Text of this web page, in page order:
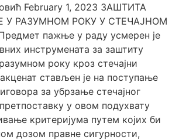
February 1, 2023 ЗАШТИТА
У РАЗУМНОМ РОКУ У СТЕЧАЈНОМ
пажње у раду усмерен је
инструмената за заштиту
року кроз стечајни
стављен је на поступањe
за убрзање стечајног
у овом подухвату
критеријума путем којих би
дозом правне сигурности,